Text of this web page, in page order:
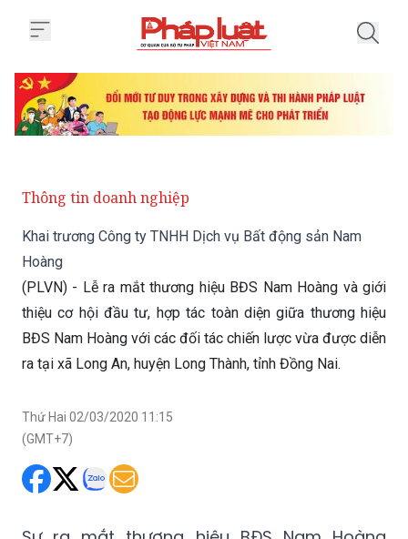
Thông tin doanh nghiệp
Khai trương Công ty TNHH Dịch vụ Bất động sản Nam
Hoàng
(PLVN) - Lễ ra mắt thương hiệu BĐS Nam Hoàng và giới
thiệu cơ hội đầu tư, hợp tác toàn diện giữa thương hiệu
BĐS Nam Hoàng với các đối tác chiến lược vừa được diễn
ra tại xã Long An, huyện Long Thành, tỉnh Đồng Nai.
Thứ Hai 02/03/2020 11:15
(GMT+7)